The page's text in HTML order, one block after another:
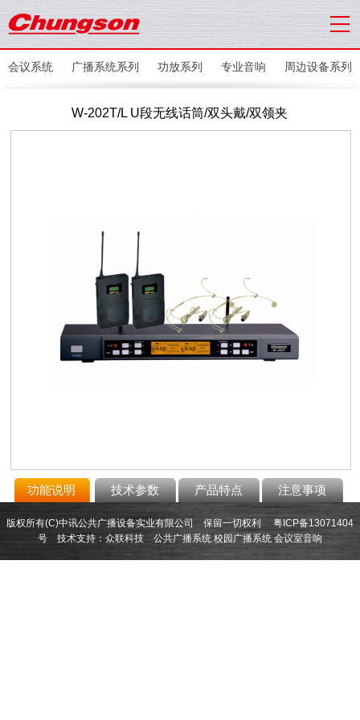
会议系统 广播系统系列 功放系列 专业音响 周边设备系列
W-202T/L U段无线话筒/双头戴/双领夹
功能说明 技术参数 产品特点 注意事项
版权所有(C)中讯公共广播设备实业有限公司 保留一切权利 粤ICP备13071404
号 技术支持： 众联科技 公共广播系统 校园广播系统 会议室音响